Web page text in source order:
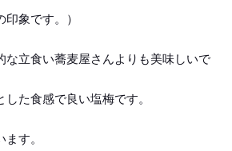
印象です。）
な立食い蕎麦屋さんよりも美味しいで
た食感で良い塩梅です。
す。